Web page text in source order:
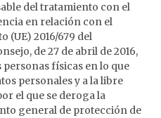
del tratamiento con el
en relación con el
(UE) 2016/679 del
de 27 de abril de 2016,
físicas en lo que
personales y a la libre
el que se deroga la
general de protección de